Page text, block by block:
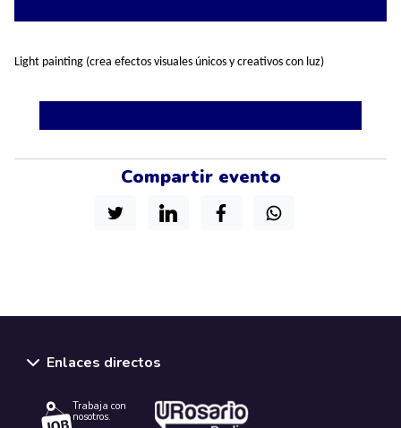
Compartir evento
Light painting (crea efectos visuales únicos y creativos con luz)
Enlaces directos
Trabaja con
nosotros.